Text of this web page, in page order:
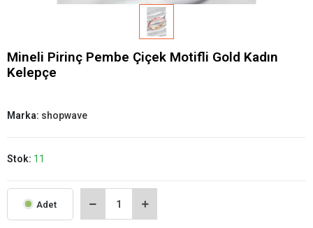
Mineli Pirinç Pembe Çiçek Motifli Gold Kadın
Kelepçe
Marka: shopwave
Stok: 11
Adet